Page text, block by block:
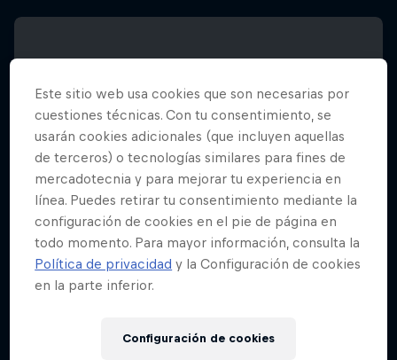
Este sitio web usa cookies que son necesarias por
cuestiones técnicas. Con tu consentimiento, se
usarán cookies adicionales (que incluyen aquellas
de terceros) o tecnologías similares para fines de
mercadotecnia y para mejorar tu experiencia en
línea. Puedes retirar tu consentimiento mediante la
configuración de cookies en el pie de página en
todo momento. Para mayor información, consulta la
Política de privacidad y la Configuración de cookies
en la parte inferior.
Configuración de cookies